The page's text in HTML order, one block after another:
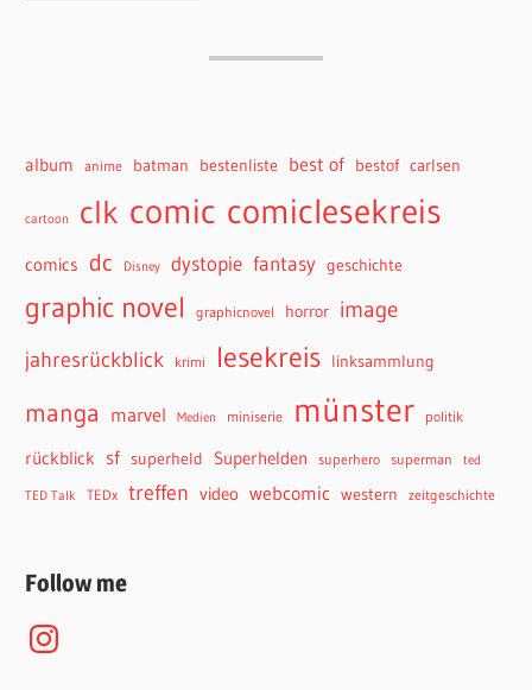
album anime batman bestenliste best of bestof carlsen
cartoon clk comic comiclesekreis
comics dc Disney dystopie fantasy geschichte
graphic novel graphicnovel horror image
jahresrückblick krimi lesekreis linksammlung
manga marvel Medien miniserie münster politik
rückblick sf superheld Superhelden superhero superman ted
TED Talk TEDx treffen video webcomic western zeitgeschichte
Follow me
Instagram